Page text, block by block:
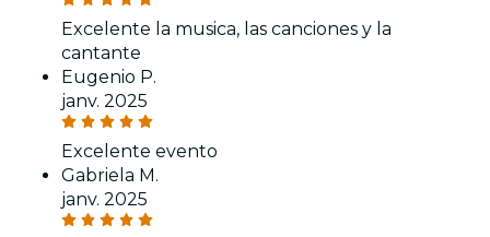
Excelente la musica, las canciones y la
cantante
Eugenio P.
janv. 2025
Excelente evento
Gabriela M.
janv. 2025